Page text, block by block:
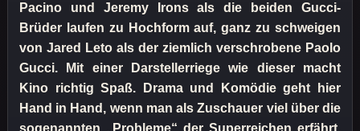
Pacino und Jeremy Irons als die beiden Gucci-
Brüder laufen zu Hochform auf, ganz zu schweigen
von Jared Leto als der ziemlich verschrobene Paolo
Gucci. Mit einer Darstellerriege wie dieser macht
Kino richtig Spaß. Drama und Komödie geht hier
Hand in Hand, wenn man als Zuschauer viel über die